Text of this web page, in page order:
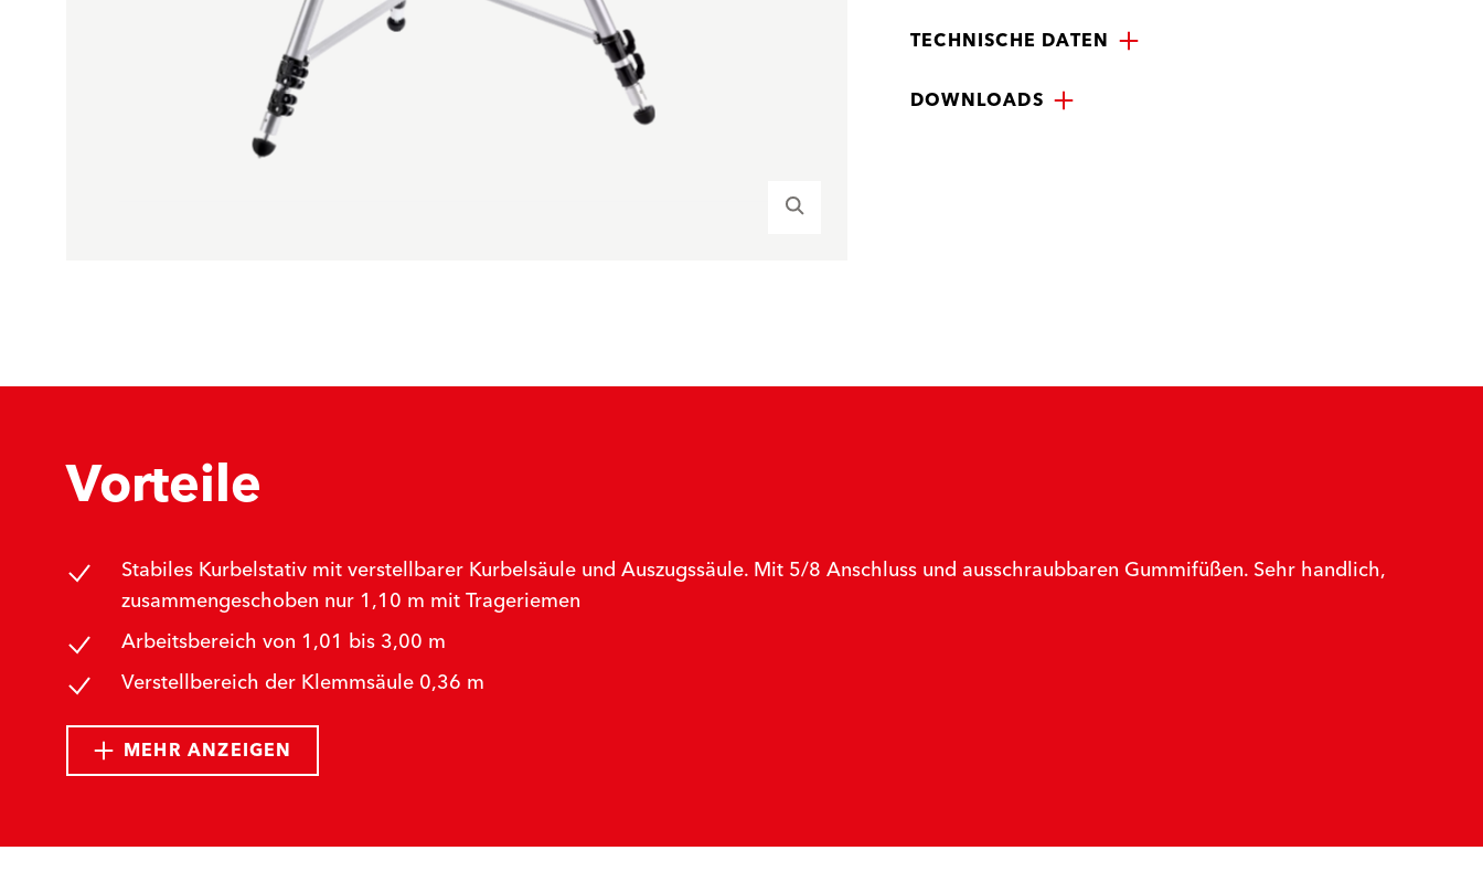
TECHNISCHE DATEN
DOWNLOADS
Vorteile
Stabiles Kurbelstativ mit verstellbarer Kurbelsäule und Auszugssäule. Mit 5/8 Anschluss und ausschraubbaren Gummifüßen. Sehr handlich,
zusammengeschoben nur 1,10 m mit Trageriemen
Arbeitsbereich von 1,01 bis 3,00 m
Verstellbereich der Klemmsäule 0,36 m
MEHR ANZEIGEN